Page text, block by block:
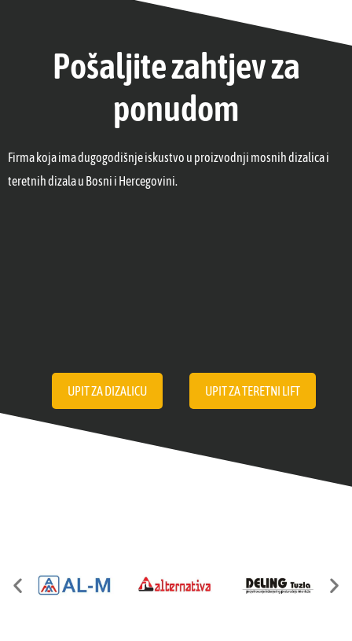
Pošaljite zahtjev za
ponudom
Firma koja ima dugogodišnje iskustvo u proizvodnji mosnih dizalica i
teretnih dizala u Bosni i Hercegovini.
UPIT ZA DIZALICU UPIT ZA TERETNI LIFT